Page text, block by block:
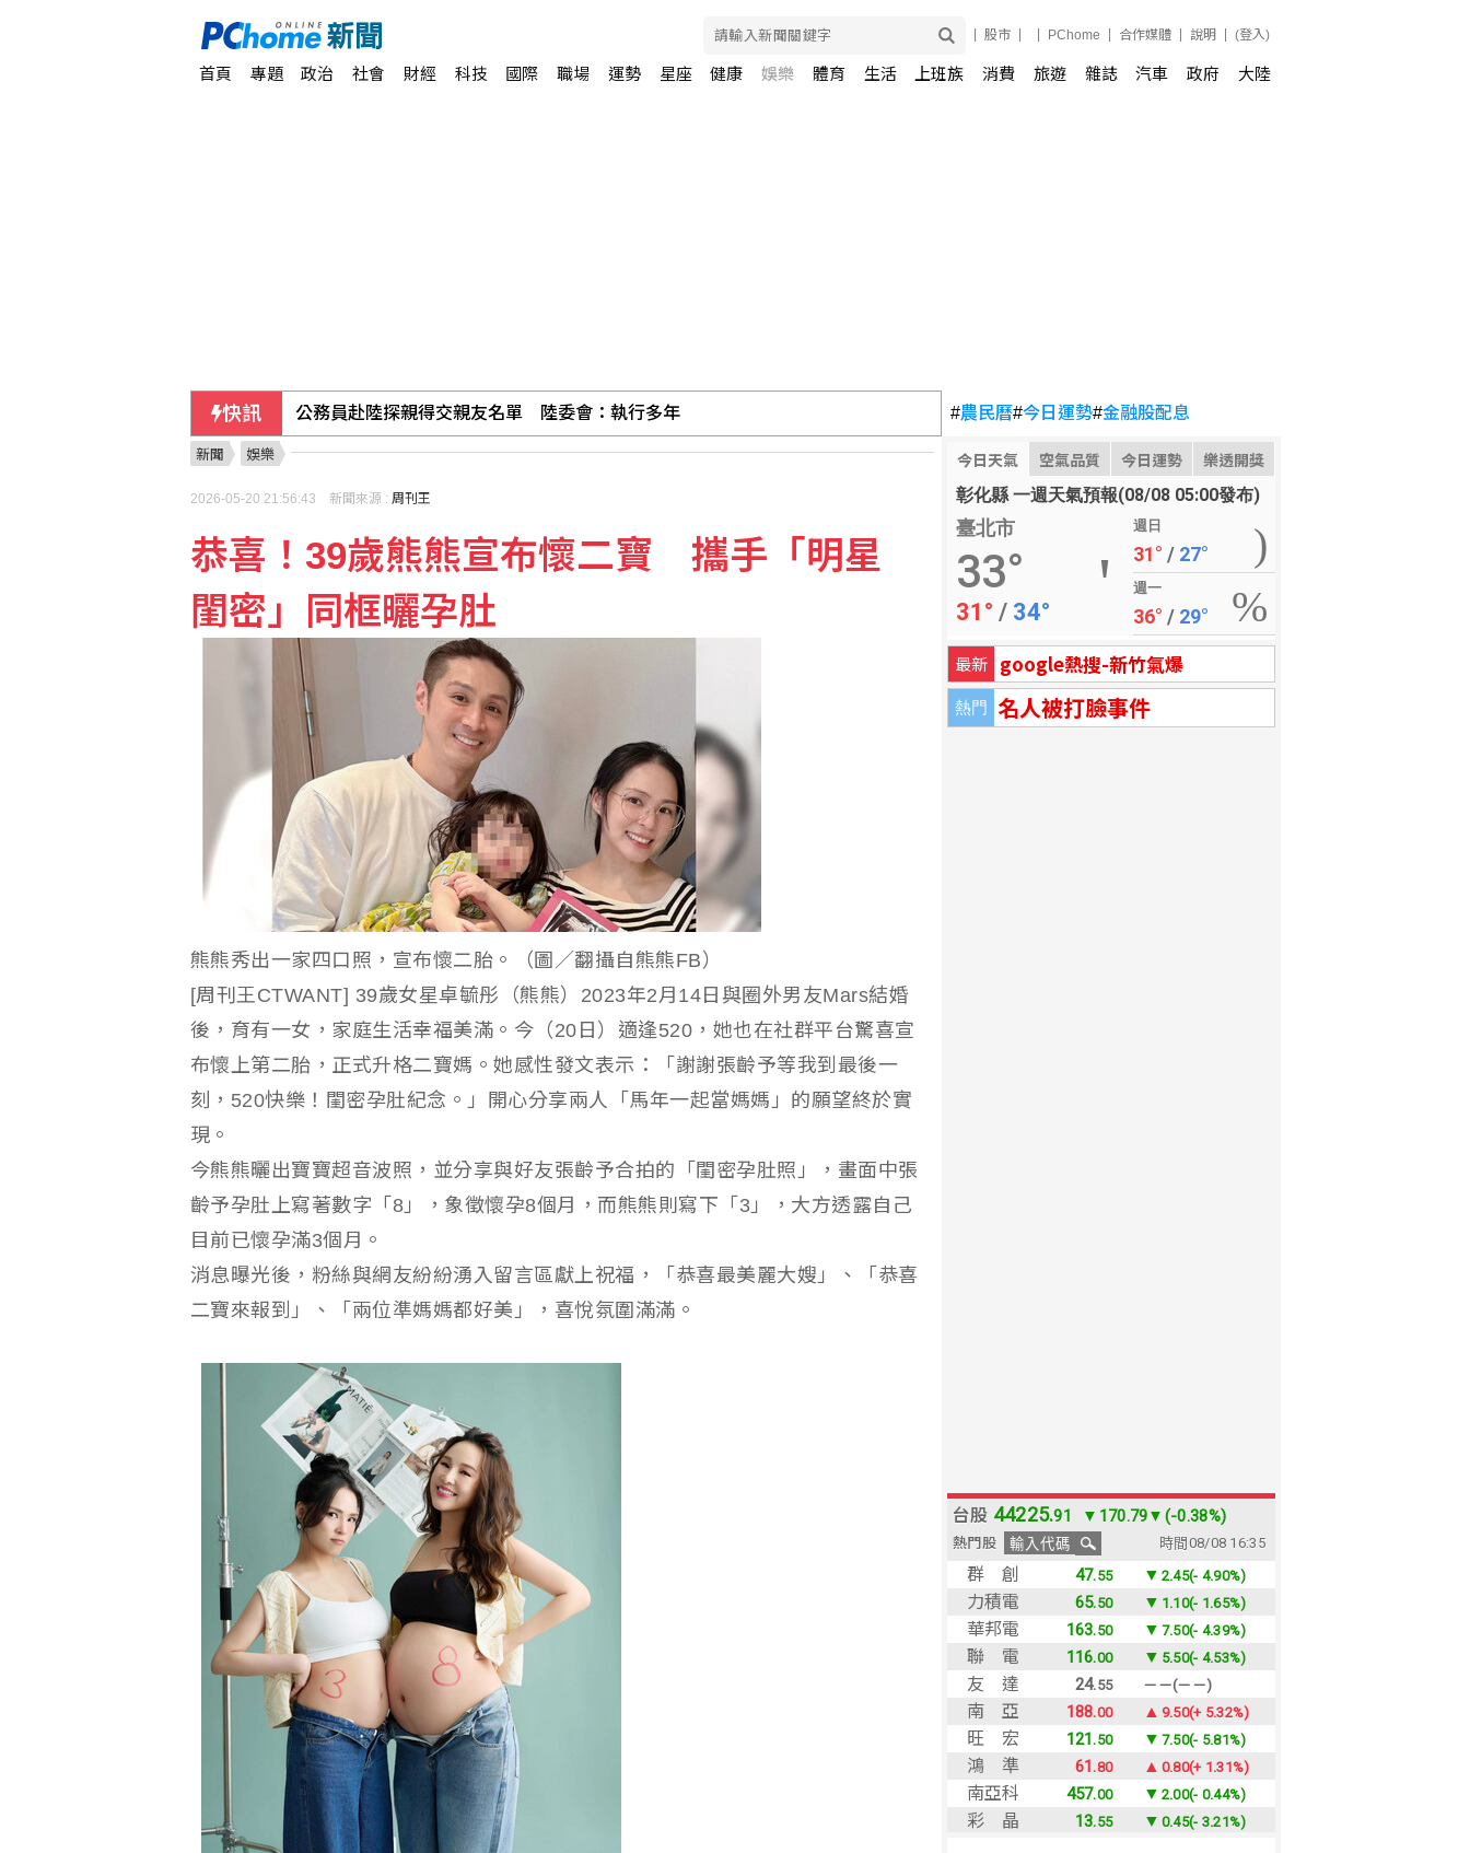
股市 PChome 合作媒體 說明 (登入)
首頁 專題 政治 社會 財經 科技 國際 職場 運勢 星座 健康 娛樂 體育 生活 上班族 消費 旅遊 雜誌 汽車 政府 大陸
快訊 公務員赴陸探親得交親友名單 陸委會：執行多年
休達移民潮爭端升高 西班牙對義大利祭臨時邊境管制
澤倫斯基首訪塞爾維亞 會晤武契奇尋求支持
#農民曆#今日運勢#金融股配息
今日天氣 空氣品質 今日運勢 樂透開獎
彰化縣 一週天氣預報(08/08 05:00發布)
臺北市
33°
31° / 34°
週日
31° / 27°
週一
36° / 29°
最新 google熱搜-新竹氣爆
熱門 名人被打臉事件
新聞 娛樂
2026-05-20 21:56:43 新聞來源 : 周刊王
恭喜！39歲熊熊宣布懷二寶 攜手「明星
閨密」同框曬孕肚
熊熊秀出一家四口照，宣布懷二胎。（圖／翻攝自熊熊FB）
[周刊王CTWANT] 39歲女星卓毓彤（熊熊）2023年2月14日與圈外男友Mars結婚
後，育有一女，家庭生活幸福美滿。今（20日）適逢520，她也在社群平台驚喜宣
布懷上第二胎，正式升格二寶媽。她感性發文表示：「謝謝張齡予等我到最後一
刻，520快樂！閨密孕肚紀念。」開心分享兩人「馬年一起當媽媽」的願望終於實
現。
今熊熊曬出寶寶超音波照，並分享與好友張齡予合拍的「閨密孕肚照」，畫面中張
齡予孕肚上寫著數字「8」，象徵懷孕8個月，而熊熊則寫下「3」，大方透露自己
目前已懷孕滿3個月。
消息曝光後，粉絲與網友紛紛湧入留言區獻上祝福，「恭喜最美麗大嫂」、「恭喜
二寶來報到」、「兩位準媽媽都好美」，喜悅氛圍滿滿。